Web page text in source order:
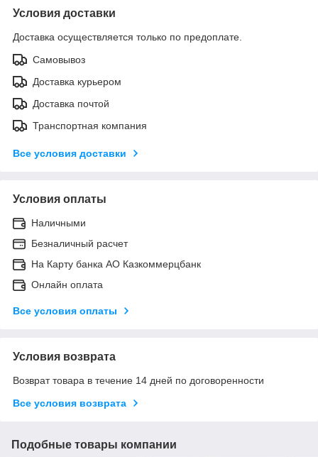
Условия доставки
Доставка осуществляется только по предоплате.
Самовывоз
Доставка курьером
Доставка почтой
Транспортная компания
Все условия доставки
Условия оплаты
Наличными
Безналичный расчет
На Карту банка АО Казкоммерцбанк
Онлайн оплата
Все условия оплаты
Условия возврата
Возврат товара в течение 14 дней по договоренности
Все условия возврата
Подобные товары компании